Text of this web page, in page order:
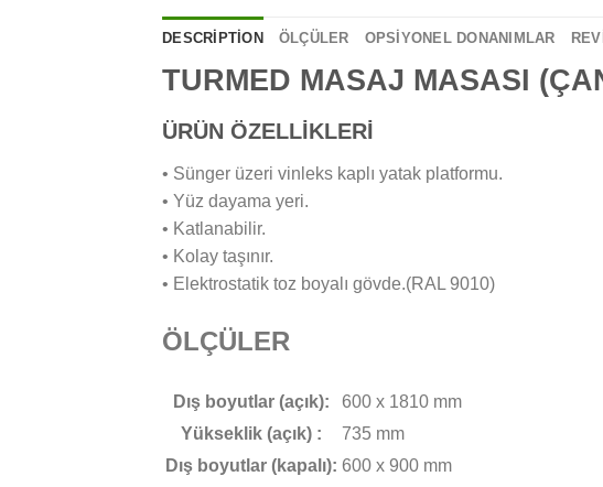
DESCRIPTION ÖLÇÜLER OPSİYONEL DONANIMLAR
TURMED MASAJ MASASI
ÜRÜN ÖZELLİKLERİ
• Sünger üzeri vinleks kaplı yatak platformu.
• Yüz dayama yeri.
• Katlanabilir.
• Kolay taşınır.
• Elektrostatik toz boyalı gövde.(RAL 9010)
ÖLÇÜLER
Dış boyutlar (açık):
600 x 1810 mm
Yükseklik (açık) :
735 mm
Dış boyutlar (kapalı): 600 x 900 mm